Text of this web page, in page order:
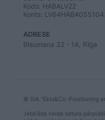
Kods: HABALV22
Konts:
ADRESE
Blaumaņa 32 - 1A, Rīga
© SIA "Ekis&Co-Positioning
Jebkāda veida satura